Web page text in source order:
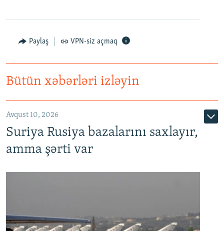
Paylaş VPN-siz açmaq
Bütün xəbərləri izləyin
Avqust 10, 2026
Suriya Rusiya bazalarını saxlayır,
amma şərti var